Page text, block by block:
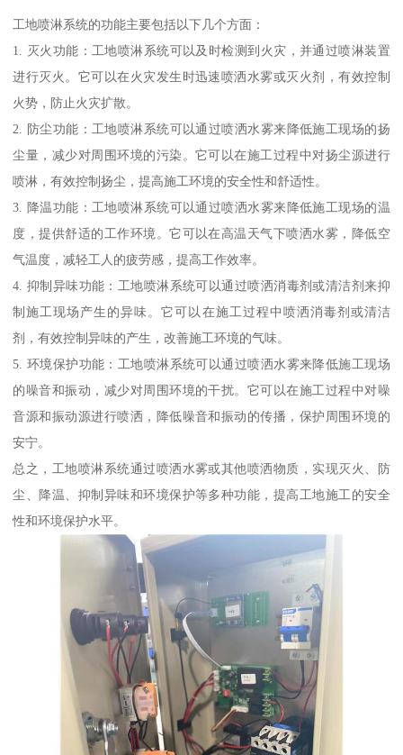
工地喷淋系统的功能主要包括以下几个方面：
1. 灭火功能：工地喷淋系统可以及时检测到火灾，并通过喷淋装置
进行灭火。它可以在火灾发生时迅速喷洒水雾或灭火剂，有效控制
火势，防止火灾扩散。
2. 防尘功能：工地喷淋系统可以通过喷洒水雾来降低施工现场的扬
尘量，减少对周围环境的污染。它可以在施工过程中对扬尘源进行
喷淋，有效控制扬尘，提高施工环境的安全性和舒适性。
3. 降温功能：工地喷淋系统可以通过喷洒水雾来降低施工现场的温
度，提供舒适的工作环境。它可以在高温天气下喷洒水雾，降低空
气温度，减轻工人的疲劳感，提高工作效率。
4. 抑制异味功能：工地喷淋系统可以通过喷洒消毒剂或清洁剂来抑
制施工现场产生的异味。它可以在施工过程中喷洒消毒剂或清洁
剂，有效控制异味的产生，改善施工环境的气味。
5. 环境保护功能：工地喷淋系统可以通过喷洒水雾来降低施工现场
的噪音和振动，减少对周围环境的干扰。它可以在施工过程中对噪
音源和振动源进行喷洒，降低噪音和振动的传播，保护周围环境的
安宁。
总之，工地喷淋系统通过喷洒水雾或其他喷洒物质，实现灭火、防
尘、降温、抑制异味和环境保护等多种功能，提高工地施工的安全
性和环境保护水平。